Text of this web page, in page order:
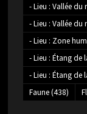
- Lieu : Vallée du
- Lieu : Vallée
- Lieu : Zone
- Lieu : Étang de
- Lieu : Étang de
Faune(438)